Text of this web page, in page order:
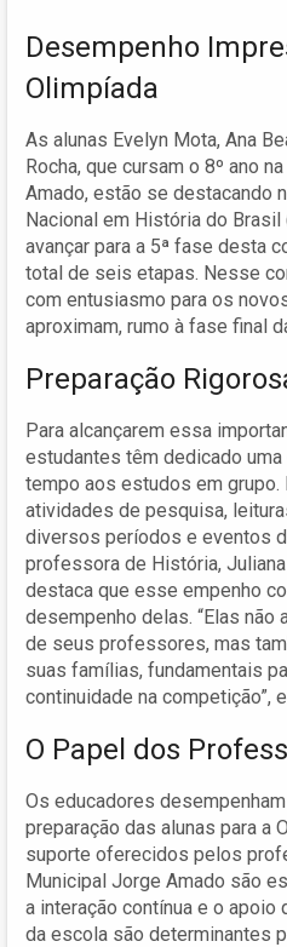
Desempenho
Olimpíada
As alunas Evelyn Mota, Ana
Rocha, que cursam o 8º ano
Amado, estão se destacando
Nacional em História do Brasil
avançar para a 5ª fase desta
total de seis etapas. Nesse
com entusiasmo para os
aproximam, rumo à fase final
Preparação
Para alcançarem essa
estudantes têm dedicado
tempo aos estudos em grupo.
atividades de pesquisa,
diversos períodos e eventos
professora de História,
destaca que esse empenho
desempenho delas. “Elas não
de seus professores, mas
suas famílias, fundamentais
continuidade na competição”,
O Papel dos
Os educadores
preparação das alunas para a
suporte oferecidos pelos
Municipal Jorge Amado são
a interação contínua e o apoio
da escola são determinantes